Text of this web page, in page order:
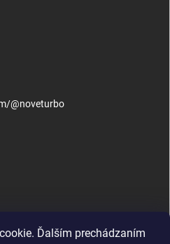
Ďalším prechádzaním
@noveturbo
€0